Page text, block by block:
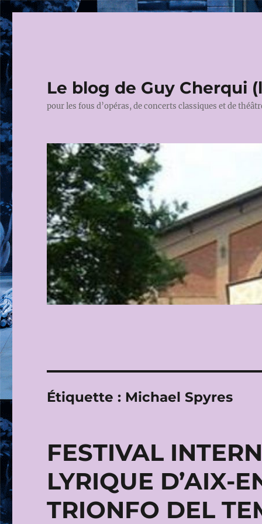
Le blog de Guy Cherqui
pour les fous d’opéras, de concerts classiques et de
Étiquette : Michael Spyres
FESTIVAL
LYRIQUE D’AIX-
TRIONFO DEL